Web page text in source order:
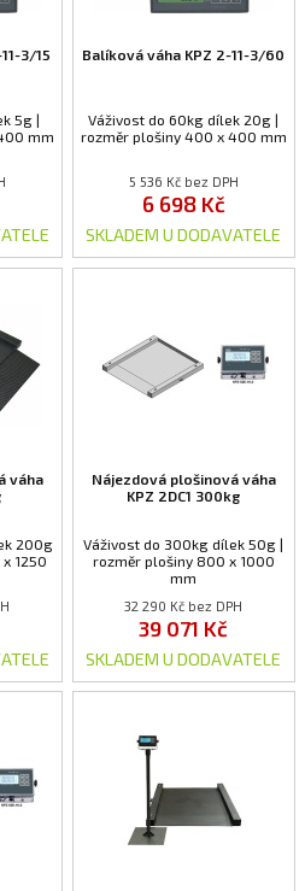
3/15
5g |
mm
Balíková váha KPZ 2-11-3/60
Váživost do 60kg dílek 20g |
rozměr plošiny 400 x 400 mm
5 536 Kč bez DPH
6 698 Kč
SKLADEM U DODAVATELE
váha
200g
1250
Nájezdová plošinová váha
KPZ 2DC1 300kg
Váživost do 300kg dílek 50g |
rozměr plošiny 800 x 1000
mm
32 290 Kč bez DPH
39 071 Kč
SKLADEM U DODAVATELE